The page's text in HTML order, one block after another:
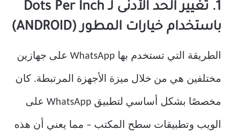
1. تغيير الحد الأدنى لـ Dots Per Inch
باستخدام خيارات المطور (ANDROID)
الطريقة التي تستخدم بها WhatsApp على جهازين
مختلفين هي من خلال ميزة الأجهزة المرتبطة. كان
مخصصًا بشكل أساسي لتطبيق WhatsApp على
الويب وتطبيقات سطح المكتب – مما يعني أن هذه